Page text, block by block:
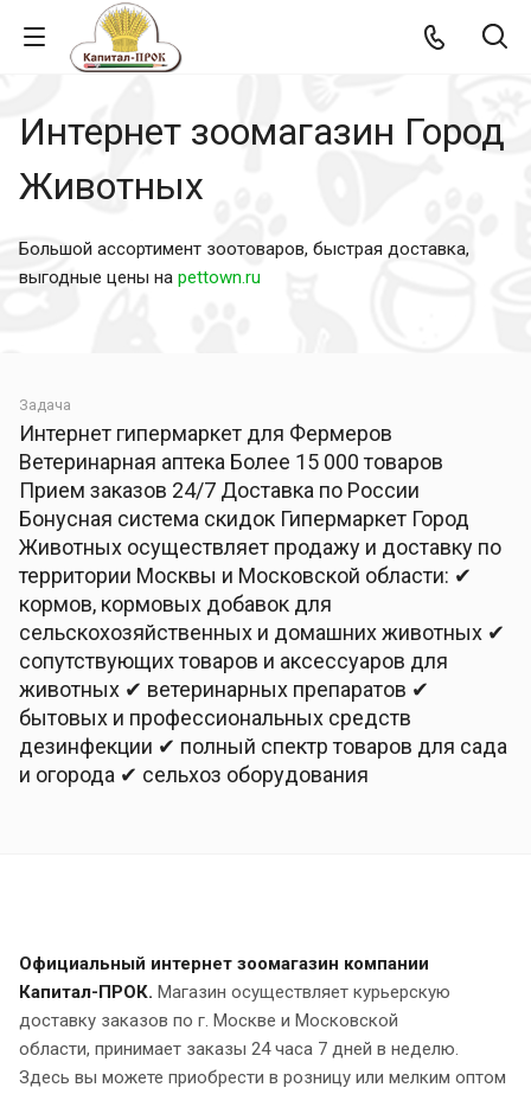
Интернет зоомагазин Город
Животных
Большой ассортимент зоотоваров, быстрая доставка,
выгодные цены на pettown.ru
Задача
Интернет гипермаркет для Фермеров
Ветеринарная аптека Более 15 000 товаров
Прием заказов 24/7 Доставка по России
Бонусная система скидок Гипермаркет Город
Животных осуществляет продажу и доставку по
территории Москвы и Московской области: ✔
кормов, кормовых добавок для
сельскохозяйственных и домашних животных ✔
сопутствующих товаров и аксессуаров для
животных ✔ ветеринарных препаратов ✔
бытовых и профессиональных средств
дезинфекции ✔ полный спектр товаров для сада
и огорода ✔ сельхоз оборудования
Официальный интернет зоомагазин компании
Капитал-ПРОК. Магазин осуществляет курьерскую
доставку заказов по г. Москве и Московской
области, принимает заказы 24 часа 7 дней в неделю.
Здесь вы можете приобрести в розницу или мелким оптом